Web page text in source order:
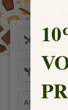
Avis Vérifiés